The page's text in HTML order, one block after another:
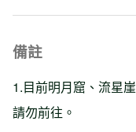
備註
1.目前明月窟、流星
請勿前往。